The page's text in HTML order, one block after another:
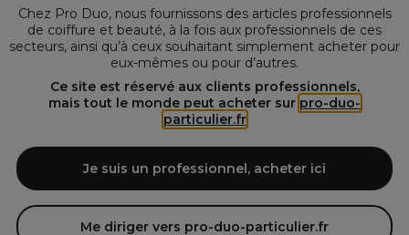
Chez Pro Duo, nous fournissons des articles professionnels
de coiffure et beauté, à la fois aux professionnels de ces
secteurs, ainsi qu’à ceux souhaitant simplement acheter pour
eux-mêmes ou pour d’autres.
Ce site est réservé aux clients professionnels,
mais tout le monde peut acheter sur pro-duo-
particulier.fr
Je suis un professionnel, acheter ici
Me diriger vers pro-duo-particulier.fr
© Tous droits réservés © Pro-Duo
Spécialiste de la coiffure et de la beauté, nous vous proposons une
large sélection de produits professionnels pour la coiffure et
l'esthétique autour d'un choix de grandes marques qui font de Pro-
de beauté! Notre gamme de produits s’adresse également à tous ceux
qui sont à la recherche de produits et d'accessoires de coiffure et de